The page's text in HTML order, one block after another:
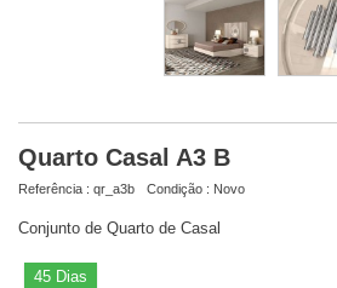
Quarto Casal A3 B
Referência : qr_a3b Condição : Novo
Conjunto de Quarto de Casal
45 Dias